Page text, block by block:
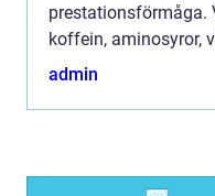
prestationsförmåga.
koffein, aminosyror,
växtextrakt. Tanken
admin